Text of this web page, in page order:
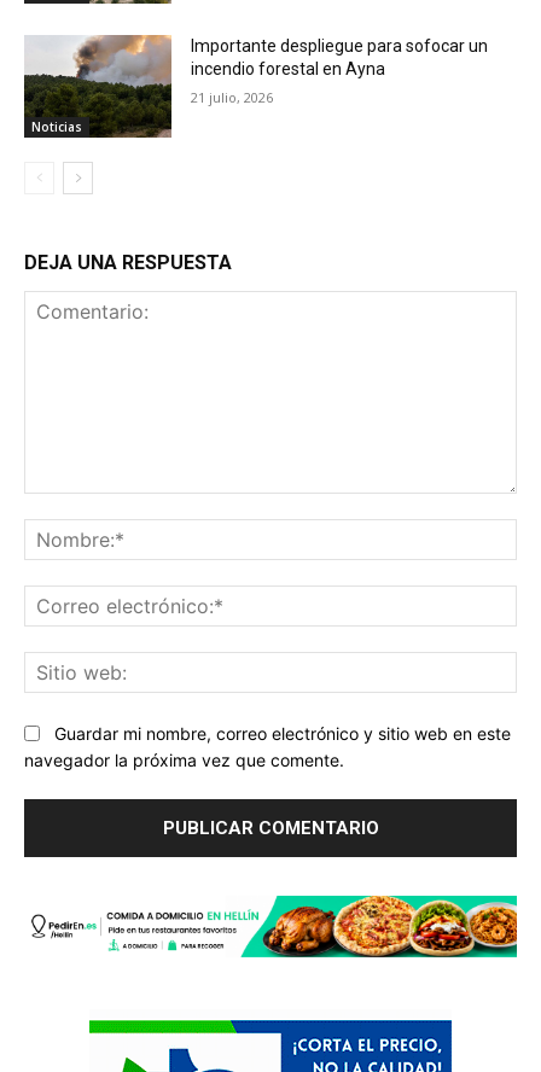
Noticias
Importante despliegue para sofocar un
incendio forestal en Ayna
21 julio, 2026
DEJA UNA RESPUESTA
Guardar mi nombre, correo electrónico y sitio web en este
navegador la próxima vez que comente.